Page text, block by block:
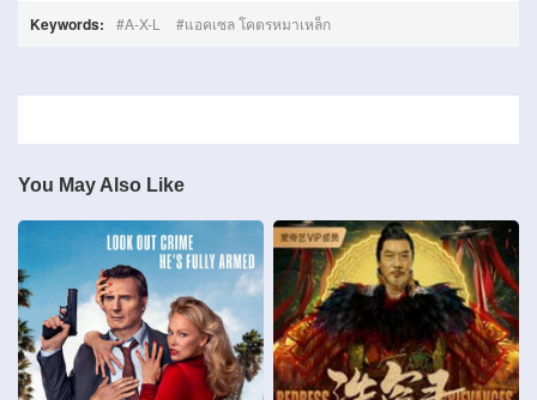
Keywords: A-X-L แอคเซล โคตรหมาเหล็ก
You May Also Like